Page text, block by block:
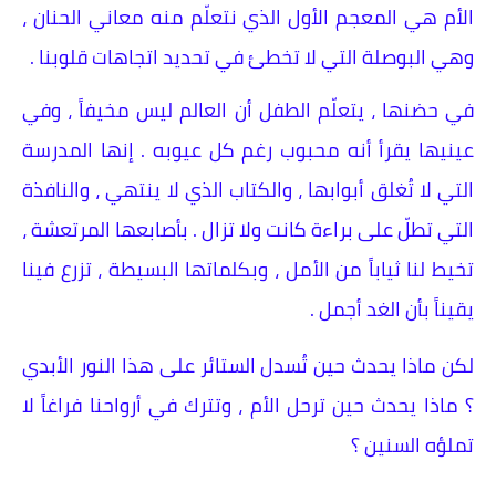
الأم هي المعجم الأول الذي نتعلّم منه معاني الحنان ،
وهي البوصلة التي لا تخطئ في تحديد اتجاهات قلوبنا .
في حضنها ، يتعلّم الطفل أن العالم ليس مخيفاً ، وفي
عينيها يقرأ أنه محبوب رغم كل عيوبه . إنها المدرسة
التي لا تُغلق أبوابها ، والكتاب الذي لا ينتهي ، والنافذة
التي تطلّ على براءة كانت ولا تزال . بأصابعها المرتعشة ،
تخيط لنا ثياباً من الأمل ، وبكلماتها البسيطة ، تزرع فينا
يقيناً بأن الغد أجمل .
لكن ماذا يحدث حين تُسدل الستائر على هذا النور الأبدي
؟ ماذا يحدث حين ترحل الأم ، وتترك في أرواحنا فراغاً لا
تملؤه السنين ؟